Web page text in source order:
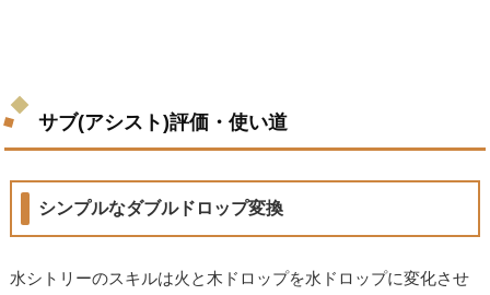
サブ(アシスト)評価・使い道
シンプルなダブルドロップ変換
水シトリーのスキルは火と木ドロップを水ドロップに変化させ